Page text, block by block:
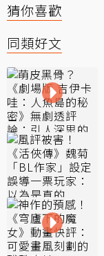
猜你喜歡
同類好文